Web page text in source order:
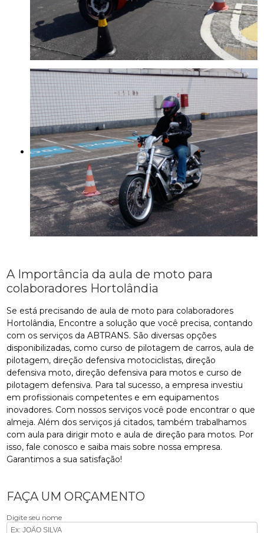
A Importância da aula de moto para
colaboradores Hortolândia
Se está precisando de aula de moto para colaboradores
Hortolândia, Encontre a solução que você precisa, contando
com os serviços da ABTRANS. São diversas opções
disponibilizadas, como curso de pilotagem de carros, aula de
pilotagem, direção defensiva motociclistas, direção
defensiva moto, direção defensiva para motos e curso de
pilotagem defensiva. Para tal sucesso, a empresa investiu
em profissionais competentes e em equipamentos
inovadores. Com nossos serviços você pode encontrar o que
almeja. Além dos serviços já citados, também trabalhamos
com aula para dirigir moto e aula de direção para motos. Por
isso, fale conosco e saiba mais sobre nossa empresa.
Garantimos a sua satisfação!
FAÇA UM ORÇAMENTO
Digite seu nome